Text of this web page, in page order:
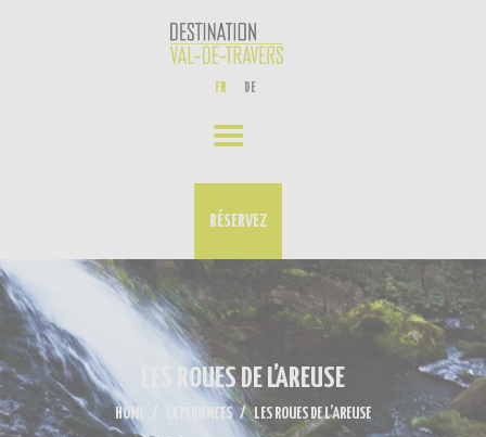
FR DE
RÉSERVEZ
LES ROUES DE L’AREUSE
HOME EXPÉRIENCES LES ROUES DE L’AREUSE
EXPÉRIENCES